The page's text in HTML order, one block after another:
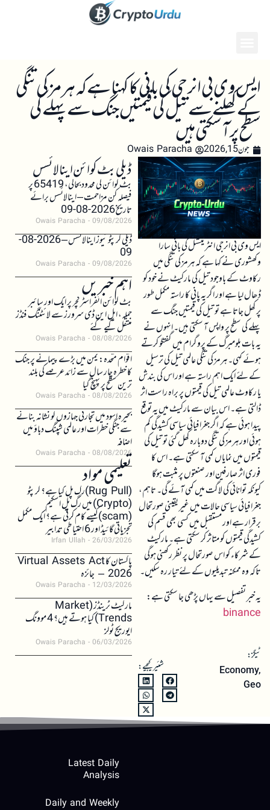
ایس وی بی انرجی کی بانی کا کہنا ہے کہ ہرمز کی تنگی
کے کھلنے سے تیل کی قیمتیں جنگ سے پہلے کی
سطح پر آ سکتی ہیں
جون 15, 2026 Owais Paracha
ایس وی بی انرجی انٹرنیشنل کی بانی سارا
وکھشوری نے کہا ہے کہ ہرمز کی تنگی میں
رکاوٹ کے باوجود تیل کی مارکیٹ نے خود کو
ڈھال لیا ہے اور اگر یہ پانی کا راستہ مکمل طور
پر کھل جاتا ہے تو تیل کی قیمتیں جنگ سے
پہلے کی سطح پر واپس آ سکتی ہیں۔ انہوں نے
یہ بات بلومبرگ کے پروگرام میں گفتگو کرتے
ہوئے کہی۔ ہرمز کی تنگی عالمی تیل کی ترسیل
کے لئے ایک اہم راستہ ہے اور اس کی بندش
یا رکاوٹ عالمی تیل کی قیمتوں پر براہ راست اثر
ڈالتی ہے۔ اس بیان سے مارکیٹ میں یہ توقع
پیدا ہوئی ہے کہ اگر جغرافیائی سیاسی کشیدگی کم
ہوئی اور ہرمز کی تنگی دوبارہ کھل گئی تو تیل کی
قیمتوں میں نمایاں کمی آ سکتی ہے۔ اس کا
فوری اثر صارفین اور صنعتوں پر مثبت ہوگا
کیونکہ توانائی کی لاگت میں کمی آئے گی۔ تاہم،
جغرافیائی سیاسی حالات میں غیر یقینی صورتحال
برقرار ہے اور مستقبل میں کسی بھی قسم کی
کشیدگی قیمتوں کو متاثر کر سکتی ہے۔ مارکیٹ
کے شرکاء کو اس صورتحال پر نظر رکھنی ہوگی
تاکہ وہ ممکنہ تبدیلیوں کے لئے تیار رہ سکیں۔
یہ خبر تفصیل سے یہاں پڑھی جا سکتی ہے:
binance
ٹیگز:
Economy,
Geo
شئیر کیجیے:
ڈیلی بٹ کوائن اینالائسس
بٹ کوائن کی محدود بحالی، 65419 پر
فیصلہ کن مزاحمت – اینالائسس برائے
تاریخ 2026-08-09
Owais Paracha 09/08/2026
ڈیلی کرپٹو نیوز اینالائسس – 2026-08-
09
Owais Paracha 09/08/2026
اہم خبریں
بٹ کوائن انفراسٹرکچر پر ایک اور سائبر
حملہ، ایل این ڈی سرورز سے لائٹننگ فنڈز
منتقل کیے گئے
Owais Paracha 08/08/2026
اقوام متحدہ: یمن میں بڑے پیمانے پر جنگ
کا خطرہ چار سال سے زائد عرصے کی بلند
ترین سطح پر پہنچ گیا
Owais Paracha 08/08/2026
بحیرہ اسود میں تجارتی جہازوں کو نشانہ بنانے
سے جنگی خطرات اور عالمی شپنگ دباؤ میں
اضافہ
Owais Paracha 08/08/2026
تعلیمی مواد(Rug Pull)رگ پل کیا ہے؟ کرپٹو
(Crypto) میں رگ پل اسکیم
(scam)کیسے کام کرتی ہے؟ ایک مکمل
تجزیاتی گائیڈ اور 6 احتیاطی تدابیر
Irfan Ullah 26/03/2026
پاکستان کا Virtual Assets Act
2026 – جائزہ
Owais Paracha 12/03/2026
مارکیٹ ٹرینڈز (Market
Trends) کیا ہوتے ہیں؟ 4 موونگ
ایوریج ٹولز
Owais Paracha 06/03/2026
Latest Daily
Analysis
Daily and Weekly